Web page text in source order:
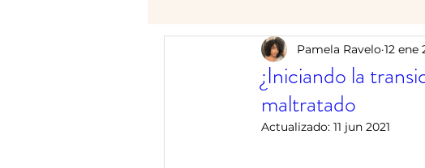
¿Iniciando la
maltratado
Pamela Ravelo 12 ene
Actualizado: 11 jun 2021